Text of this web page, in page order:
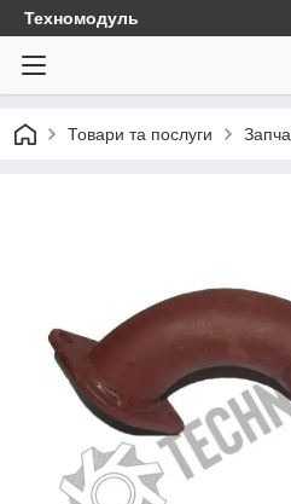
Техномодуль
Товари та послуги